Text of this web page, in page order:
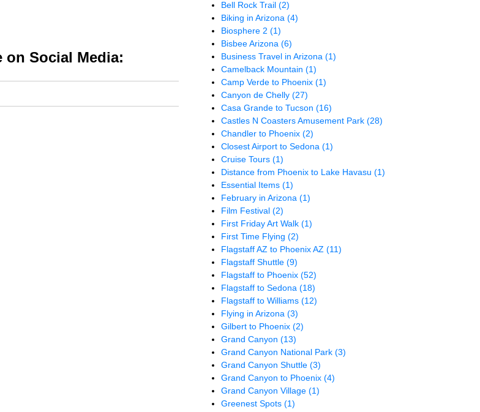
on Social Media:
Bell Rock Trail(2)
Biking in Arizona(4)
Biosphere 2(1)
Bisbee Arizona(6)
Business Travel in Arizona(1)
Camelback Mountain(1)
Camp Verde to Phoenix(1)
Canyon de Chelly(27)
Casa Grande to Tucson(16)
Castles N Coasters Amusement Park(28)
Chandler to Phoenix(2)
Closest Airport to Sedona(1)
Cruise Tours(1)
Distance from Phoenix to Lake Havasu(1)
Essential Items(1)
February in Arizona(1)
Film Festival(2)
First Friday Art Walk(1)
First Time Flying(2)
Flagstaff AZ to Phoenix AZ(11)
Flagstaff Shuttle(9)
Flagstaff to Phoenix(52)
Flagstaff to Sedona(18)
Flagstaff to Williams(12)
Flying in Arizona(3)
Gilbert to Phoenix(2)
Grand Canyon(13)
Grand Canyon National Park(3)
Grand Canyon Shuttle(3)
Grand Canyon to Phoenix(4)
Grand Canyon Village(1)
Greenest Spots(1)